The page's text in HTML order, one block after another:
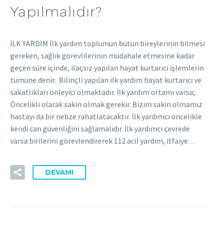
Yapılmalıdır?
İLK YARDIM İlk yardım toplumun bütün bireylerinin bilmesi
gereken, sağlık görevlilerinin müdahale etmesine kadar
geçen süre içinde, ilaçsız yapılan hayat kurtarıcı işlemlerin
tümüne denir. Bilinçli yapılan ilk yardım hayat kurtarıcı ve
sakatlıkları önleyici olmaktadır. İlk yardım ortamı varsa;
Öncelikli olarak sakin olmak gerekir. Bizim sakin olmamız
hastayı da bir nebze rahatlatacaktır. İlk yardımcı öncelikle
kendi can güvenliğini sağlamalıdır. İlk yardımcı çevrede
varsa birilerini görevlendirerek 112 acil yardım, itfaiye…
DEVAMI